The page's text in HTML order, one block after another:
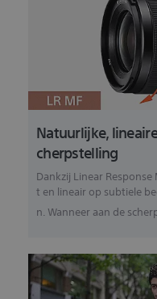
Natuurlijke,
cherpstelling
Dankzij Linear
t en lineair op subtiele
n. Wanneer aan de